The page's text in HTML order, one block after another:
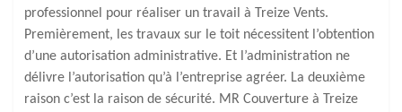
professionnel pour réaliser un travail à Treize Vents.
Premièrement, les travaux sur le toit nécessitent l’obtention
d’une autorisation administrative. Et l’administration ne
délivre l’autorisation qu’à l’entreprise agréer. La deuxième
raison c’est la raison de sécurité. MR Couverture à Treize